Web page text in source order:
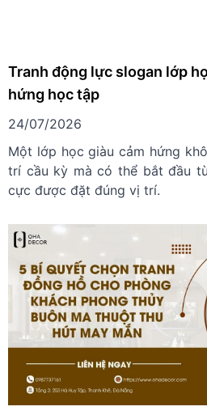
Tranh động lực slogan lớp
hứng học tập
24/07/2026
Một lớp học giàu cảm hứng
trí cầu kỳ mà có thể bắt đầu
cực được đặt đúng vị trí.